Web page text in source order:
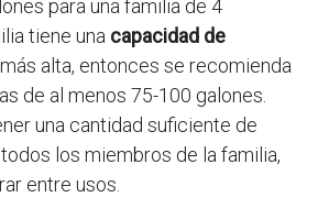
para una familia de 4
tiene una capacidad de
más alta, entonces se recomienda
de al menos 75-100 galones.
una cantidad suficiente de
los miembros de la familia,
entre usos.